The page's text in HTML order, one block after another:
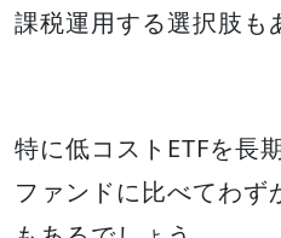
課税運用する選択肢も
特に低コストETFを長
ファンドに比べてわず